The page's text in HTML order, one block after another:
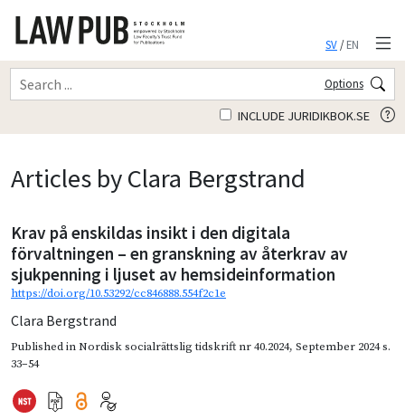
SV/EN
Options
INCLUDE JURIDIKBOK.SE
Articles by Clara Bergstrand
Krav på enskildas insikt i den digitala
förvaltningen – en granskning av återkrav av
sjukpenning i ljuset av hemsideinformation
https://doi.org/10.53292/cc846888.554f2c1e
Clara Bergstrand
Published inNordisk socialrättslig tidskrift nr 40.2024, September 2024s.
33–54